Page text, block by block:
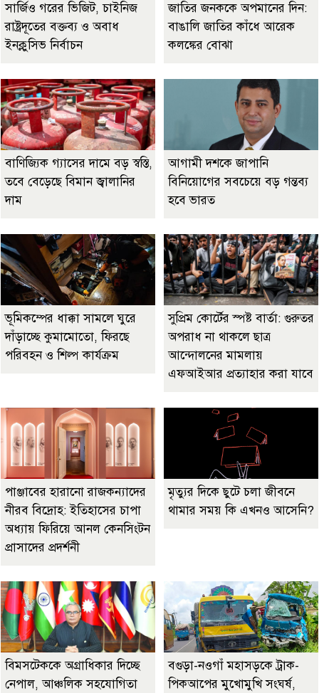
সার্জিও গরের ভিজিট, চাইনিজ
রাষ্ট্রদূতের বক্তব্য ও অবাধ
ইনক্লুসিভ নির্বাচন
জাতির জনককে অপমানের দিন:
বাঙালি জাতির কাঁধে আরেক
কলঙ্কের বোঝা
বাণিজ্যিক গ্যাসের দামে বড় স্বস্তি,
তবে বেড়েছে বিমান জ্বালানির
দাম
আগামী দশকে জাপানি
বিনিয়োগের সবচেয়ে বড় গন্তব্য
হবে ভারত
ভূমিকম্পের ধাক্কা সামলে ঘুরে
দাঁড়াচ্ছে কুমামোতো, ফিরছে
পরিবহন ও শিল্প কার্যক্রম
সুপ্রিম কোর্টের স্পষ্ট বার্তা: গুরুতর
অপরাধ না থাকলে ছাত্র
আন্দোলনের মামলায়
এফআইআর প্রত্যাহার করা যাবে
পাঞ্জাবের হারানো রাজকন্যাদের
নীরব বিদ্রোহ: ইতিহাসের চাপা
অধ্যায় ফিরিয়ে আনল কেনসিংটন
প্রাসাদের প্রদর্শনী
মৃত্যুর দিকে ছুটে চলা জীবনে
থামার সময় কি এখনও আসেনি?
বিমসটেককে অগ্রাধিকার দিচ্ছে
নেপাল, আঞ্চলিক সহযোগিতা
বগুড়া-নওগাঁ মহাসড়কে ট্রাক-
পিকআপের মুখোমুখি সংঘর্ষ,